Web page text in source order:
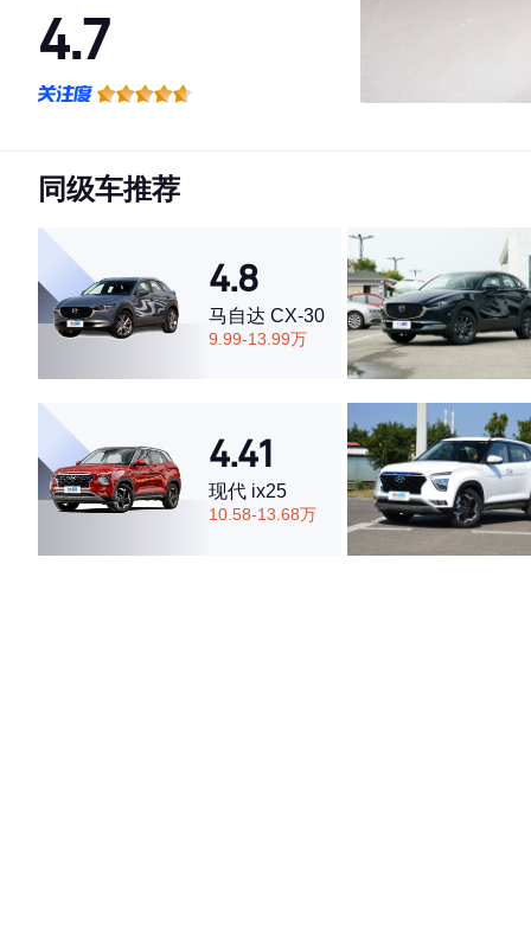
4.7
·空间表现一般，低于75%同级车
同级车推荐
4.8
马自达 CX-30
9.99-13.99万
4.41
现代 ix25
10.58-13.68万